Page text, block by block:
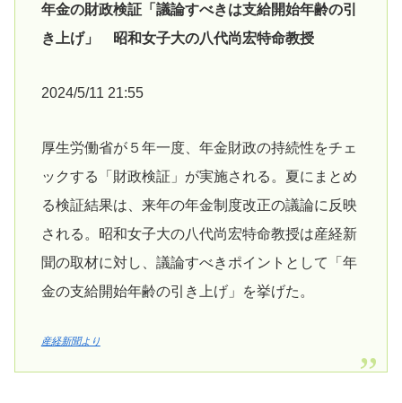
年金の財政検証「議論すべきは支給開始年齢の引
き上げ」 昭和女子大の八代尚宏特命教授
2024/5/11 21:55
厚生労働省が５年一度、年金財政の持続性をチェ
ックする「財政検証」が実施される。夏にまとめ
る検証結果は、来年の年金制度改正の議論に反映
される。昭和女子大の八代尚宏特命教授は産経新
聞の取材に対し、議論すべきポイントとして「年
金の支給開始年齢の引き上げ」を挙げた。
産経新聞より